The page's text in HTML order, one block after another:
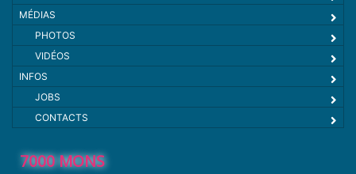
MÉDIAS
PHOTOS
VIDÉOS
INFOS
JOBS
CONTACTS
7000 MONS